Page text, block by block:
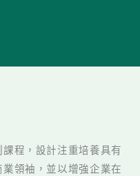
程，設計注重培養具有
領袖，並以增強企業在